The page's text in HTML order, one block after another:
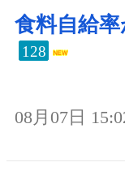
食料自給
128
08月07日